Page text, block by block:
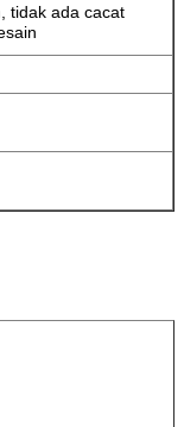
tidak ada cacat